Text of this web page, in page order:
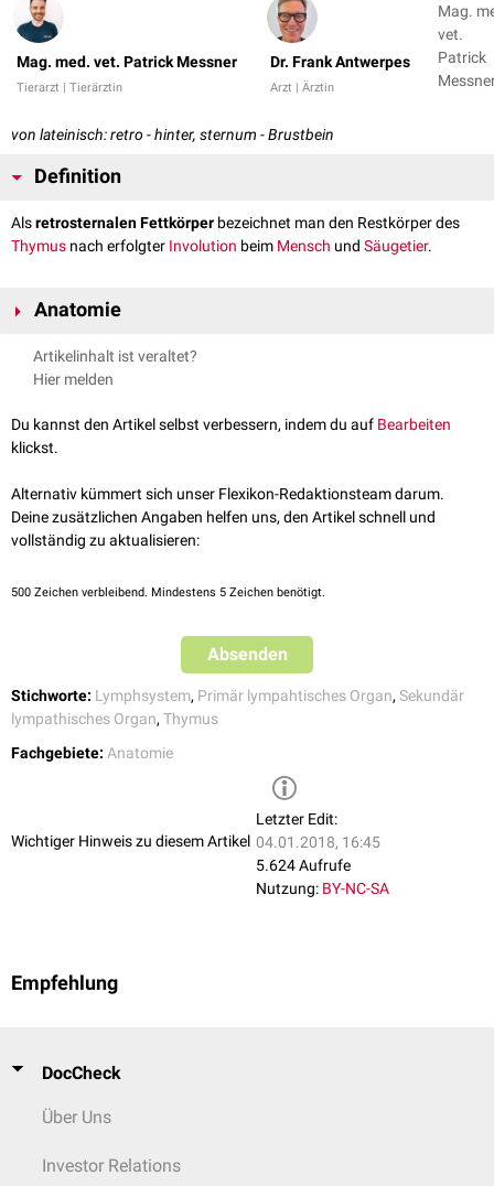
Mag. med. vet. Patrick Messner
Tierarzt | Tierärztin
Dr. Frank Antwerpes
Arzt | Ärztin
Mag.
vet.
Patrick
von lateinisch: retro - hinter, sternum - Brustbein
Definition
Alsretrosternalen Fettkörper bezeichnet man den Restkörper des
Thymus nach erfolgter Involution beim Mensch und Säugetier.
Anatomie
Nachdem ein umfangreiches Reservoir an
wurde und die
Das Thymusgewebe wird zunehmend durch Binde- und Fettgewebe
ersetzt und ist im ausgewachsenen Alter nur noch als retrosternaler
Artikelinhalt ist veraltet?
Hier melden
Du kannst den Artikel selbst verbessern, indem du auf Bearbeiten
klickst.
Alternativ kümmert sich unser Flexikon-Redaktionsteam darum.
Deine zusätzlichen Angaben helfen uns, den Artikel schnell und
vollständig zu aktualisieren:
500 Zeichen verbleibend. Mindestens 5 Zeichen benötigt.
Absenden
Stichworte: Lymphsystem, Primär lympahtisches Organ, Sekundär
lympathisches Organ, Thymus
Fachgebiete: Anatomie
Wichtiger Hinweis zu diesem Artikel
Letzter Edit:
04.01.2018, 16:45
5.624 Aufrufe
Nutzung: BY-NC-SA
Empfehlung
DocCheck
Über Uns
Investor Relations